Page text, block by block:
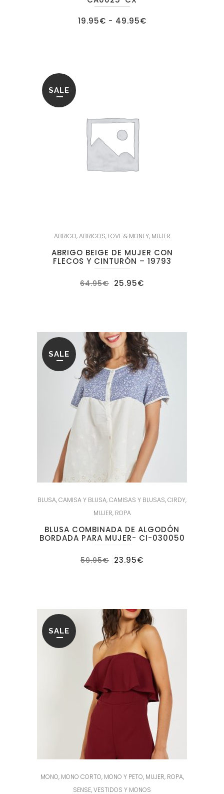
19.95€ - 49.95€Rango
SALE
ABRIGO,ABRIGOS, LOVE & MONEY, MUJER
ABRIGO BEIGE DE MUJER CON
FLECOS Y CINTURÓN – 19793
64.95€ El
precio
25.95€
SALE
BLUSA,CAMISA Y BLUSA,CAMISAS Y BLUSAS,CIRDY,
MUJER, ROPA
BLUSA COMBINADA DE ALGODÓN
BORDADA PARA MUJER- CI-030050
59.95€ El
precio
23.95€
SALE
MONO, MONO CORTO, MONO Y PETO, MUJER, ROPA,
SENSE,VESTIDOS Y MONOS